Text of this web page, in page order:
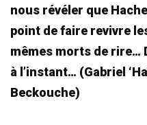
nous révéler que
point de faire revivre
mêmes morts de rire…
à l’instant… (Gabriel
Beckouche)